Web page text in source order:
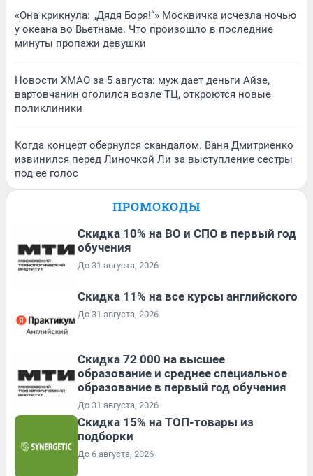
«Она крикнула: „Дядя Боря!“» Москвичка исчезла ночью
у океана во Вьетнаме. Что произошло в последние
минуты пропажи девушки
Новости ХМАО за 5 августа: муж дает деньги Айзе,
вартовчанин оголился возле ТЦ, откроются новые
поликлиники
Когда концерт обернулся скандалом. Ваня Дмитриенко
извинился перед Линочкой Ли за выступление сестры
под ее голос
ПРОМОКОДЫ
Скидка 10% на ВО и СПО в первый год
обучения
До 31 августа, 2026
Скидка 11% на все курсы английского
До 31 августа, 2026
Скидка 72 000 на высшее
образование и среднее специальное
образование в первый год обучения
До 31 августа, 2026
Скидка 15% на ТОП-товары из
подборки
До 6 августа, 2026